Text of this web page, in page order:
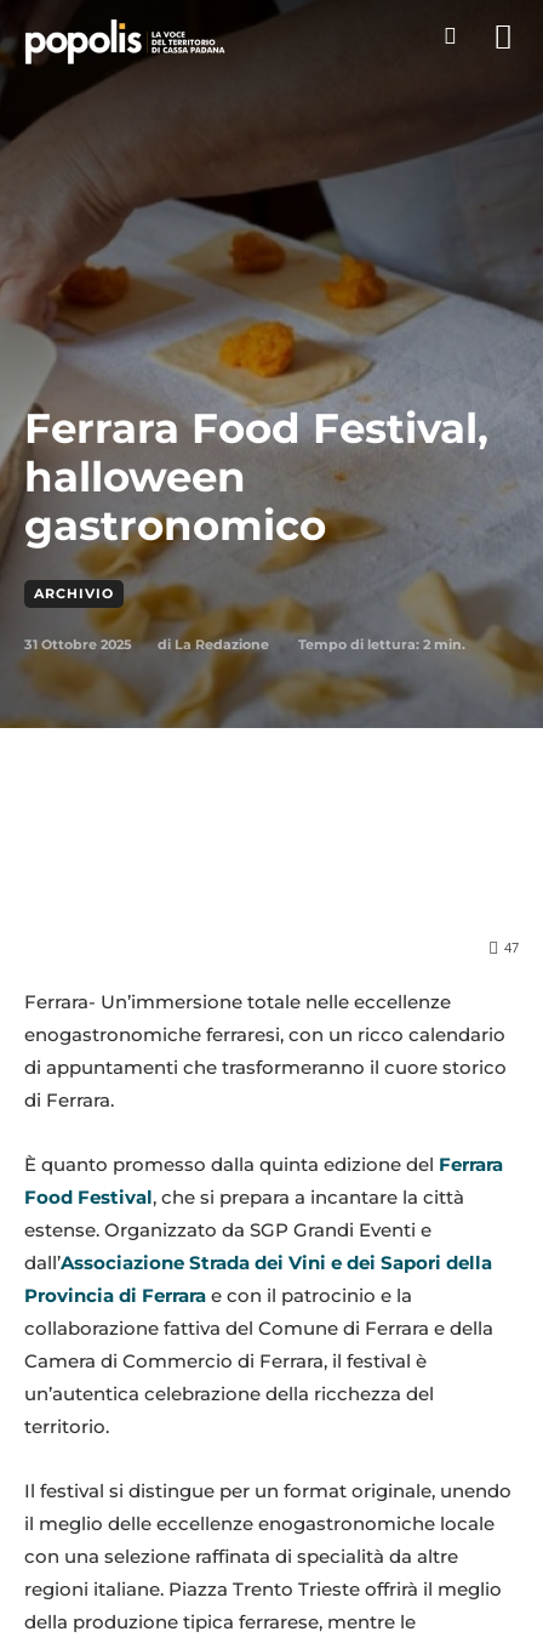
Ferrara Food Festival,
halloween
gastronomico
ARCHIVIO
31 Ottobre 2025 di La Redazione Tempo di lettura: 2 min.
47
Ferrara- Un’immersione totale nelle eccellenze
enogastronomiche ferraresi, con un ricco calendario
di appuntamenti che trasformeranno il cuore storico
di Ferrara.
È quanto promesso dalla quinta edizione del Ferrara
Food Festival, che si prepara a incantare la città
estense. Organizzato da SGP Grandi Eventi e
dall’Associazione Strada dei Vini e dei Sapori della
Provincia di Ferrara e con il patrocinio e la
collaborazione fattiva del Comune di Ferrara e della
Camera di Commercio di Ferrara, il festival è
un’autentica celebrazione della ricchezza del
territorio.
Il festival si distingue per un format originale, unendo
il meglio delle eccellenze enogastronomiche locale
con una selezione raffinata di specialità da altre
regioni italiane. Piazza Trento Trieste offrirà il meglio
della produzione tipica ferrarese, mentre le